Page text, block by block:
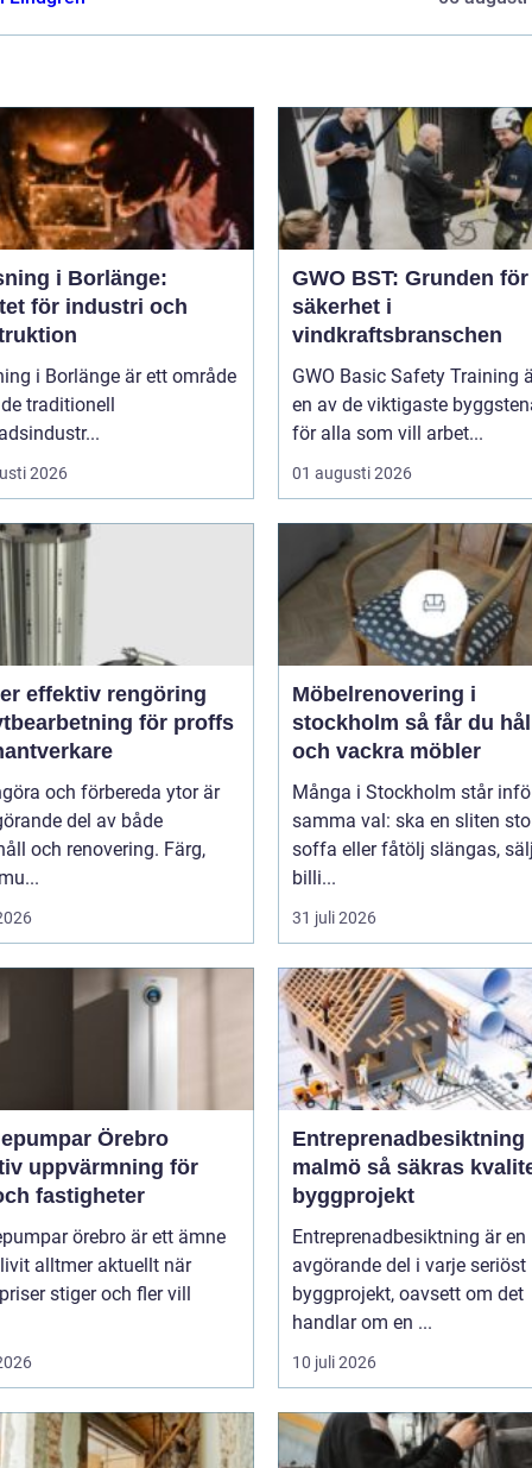
i Borlänge:
för industri och
i Borlänge är ett område
traditionell
2026
GWO BST: Grunden för
säkerhet i
vindkraftsbranschen
GWO Basic Safety Training
en av de viktigaste
för alla som vill arbet...
01 augusti 2026
för proffs
och förbereda ytor är
del av både
och renovering. Färg,
Möbelrenovering i
stockholm så får du hållbara
och vackra möbler
Många i Stockholm står
samma val: ska en sliten
soffa eller fåtölj slängas,
billi...
31 juli 2026
Örebro
uppvärmning för
fastigheter
örebro är ett ämne
alltmer aktuellt när
stiger och fler vill
Entreprenadbesiktning
malmö så säkras kvaliteten i
byggprojekt
Entreprenadbesiktning är en
avgörande del i varje seriöst
byggprojekt, oavsett om det
handlar om en ...
10 juli 2026